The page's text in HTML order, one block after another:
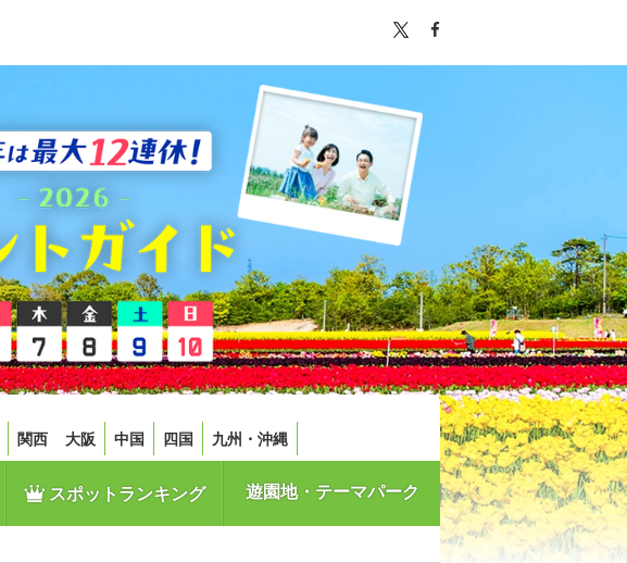
関西 大阪 中国 四国 九州・沖縄
スポットランキング 遊園地・テーマパーク